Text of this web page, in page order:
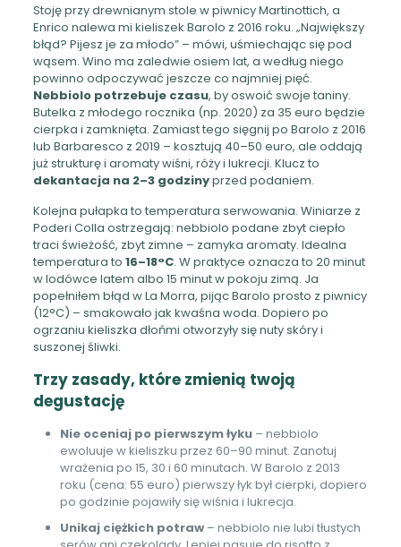
Stoję przy drewnianym stole w piwnicy Martinottich, a
Enrico nalewa mi kieliszek Barolo z 2016 roku. „Największy
błąd? Pijesz je za młodo” – mówi, uśmiechając się pod
wąsem. Wino ma zaledwie osiem lat, a według niego
powinno odpoczywać jeszcze co najmniej pięć.
Nebbiolo potrzebuje czasu, by oswoić swoje taniny.
Butelka z młodego rocznika (np. 2020) za 35 euro będzie
cierpka i zamknięta. Zamiast tego sięgnij po Barolo z 2016
lub Barbaresco z 2019 – kosztują 40–50 euro, ale oddają
już strukturę i aromaty wiśni, róży i lukrecji. Klucz to
dekantacja na 2–3 godzinyprzed podaniem.
Kolejna pułapka to temperatura serwowania. Winiarze z
Poderi Colla ostrzegają: nebbiolo podane zbyt ciepło
traci świeżość, zbyt zimne – zamyka aromaty. Idealna
temperatura to 16–18°C. W praktyce oznacza to 20 minut
w lodówce latem albo 15 minut w pokoju zimą. Ja
popełniłem błąd w La Morra, pijąc Barolo prosto z piwnicy
(12°C) – smakowało jak kwaśna woda. Dopiero po
ogrzaniu kieliszka dłońmi otworzyły się nuty skóry i
suszonej śliwki.
Trzy zasady, które zmienią twoją
degustację
Nie oceniaj po pierwszym łyku– nebbiolo
ewoluuje w kieliszku przez 60–90 minut. Zanotuj
wrażenia po 15, 30 i 60 minutach. W Barolo z 2013
roku (cena: 55 euro) pierwszy łyk był cierpki, dopiero
po godzinie pojawiły się wiśnia i lukrecja.
Unikaj ciężkich potraw– nebbiolo nie lubi tłustych